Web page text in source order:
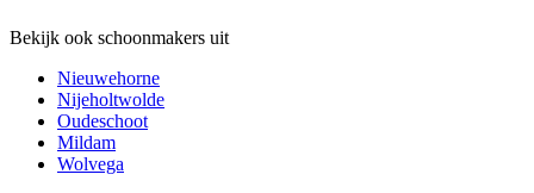
Bekijk ook schoonmakers uit
Nieuwehorne
Nijeholtwolde
Oudeschoot
Mildam
Wolvega